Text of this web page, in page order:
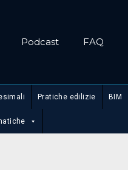
Podcast FAQ
Pratiche edilizie BIM